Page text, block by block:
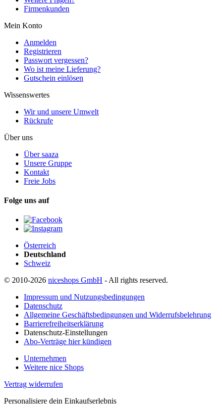
Firmenkunden
Mein Konto
Anmelden
Registrieren
Passwort vergessen?
Wo ist meine Lieferung?
Gutschein einlösen
Wissenswertes
Wir und unsere Umwelt
Rückrufe
Über uns
Über saaza
Unsere Gruppe
Kontakt
Freie Jobs
Folge uns auf
Österreich
Deutschland
Schweiz
© 2010-2026 niceshops GmbH - All rights reserved.
Impressum und Nutzungsbedingungen
Datenschutz
Allgemeine Geschäftsbedingungen und Widerrufsbelehrung
Barrierefreiheitserklärung
Datenschutz-Einstellungen
Abo-Verträge hier kündigen
Unternehmen
Weitere nice Shops
Vertrag widerrufen
Personalisiere dein Einkaufserlebnis